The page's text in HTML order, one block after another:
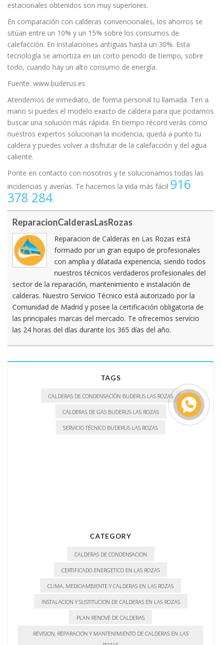
estacionales obtenidos son muy superiores.
En comparación con calderas convencionales, los ahorros se
sitúan entre un 10% y un 15% sobre los consumos de
calefacción. En instalaciones antiguas hasta un 30%. Esta
tecnología se amortiza en un corto periodo de tiempo, sobre
todo, cuando hay un alto consumo de energía.
Fuente: www.buderus.es
Atendemos de inmediato, de forma personal tu llamada. Ten a
mano si puedes el modelo exacto de caldera para que podamos
buscar una solución más rápida. En tiempo récord verás cómo
nuestros expertos solucionan la incidencia, queda a punto tu
caldera y puedes volver a disfrutar de la calefacción y del agua
caliente.
Ponte en contacto con nosotros y te solucionamos todas las
incidencias y averías. Te hacemos la vida más fácil 916
378 284.
ReparacionCalderasLasRozas
Reparacion de Calderas en Las Rozas está
formado por un gran equipo de profesionales
con amplia y dilatada experiencia, siendo todos
nuestros técnicos verdaderos profesionales del
sector de la reparación, mantenimiento e instalación de
calderas. Nuestro Servicio Técnico está autorizado por la
Comunidad de Madrid y posee la certificación obligatoria de
las principales marcas del mercado. Te ofrecemos servicio
las 24 horas del días durante los 365 días del año.
TAGS
CALDERAS DE CONDENSACIÓN BUDERUS LAS ROZAS
CALDERAS DE GAS BUDERUS LAS ROZAS
SERVICIO TÉCNICO BUDERUS LAS ROZAS
CATEGORY
CALDERAS DE CONDENSACION
CERTIFICADO ENERGETICO EN LAS ROZAS
CLIMA, MEDIOAMBIENTE Y CALDERAS EN LAS ROZAS
INSTALACION Y SUSTITUCION DE CALDERAS EN LAS ROZAS
PLAN RENOVE DE CALDERAS
REVISION, REPARACION Y MANTENIMIENTO DE CALDERAS EN LAS